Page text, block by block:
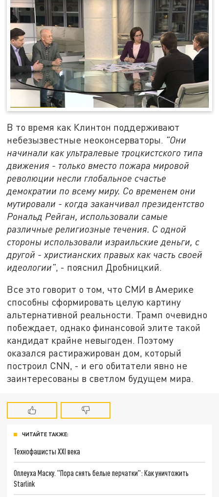
В то время как Клинтон поддерживают
небезызвестные неоконсерваторы.
"Они
начинали как ультралевые троцкистского типа
движения - только вместо пожара мировой
революции несли глобальное счастье
демократии по всему миру. Со временем они
мутировали - когда заканчивал президентство
Рональд Рейган, использовали самые
различные религиозные течения. С одной
стороны использовали израильские деньги, с
другой - христианских правых как часть своей
идеологии" , - пояснил Дробницкий.
Все это говорит о том, что СМИ в Америке
способны сформировать целую картину
альтернативной реальности. Трамп очевидно
побеждает, однако финансовой элите такой
кандидат крайне невыгоден. Поэтому
оказался растиражирован дом, который
построил CNN, - и его обитатели явно не
заинтересованы в светлом будущем мира.
ЧИТАЙТЕ ТАКЖЕ:
Технофашисты XXI века
Оплеуха Маску. "Пора снять белые перчатки": Как уничтожить
Starlink